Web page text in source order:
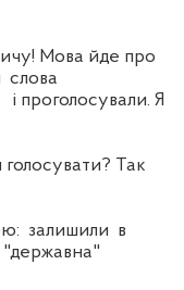
Мова йде про
слова
проголосували. Я
Так
залишили в
"державна"